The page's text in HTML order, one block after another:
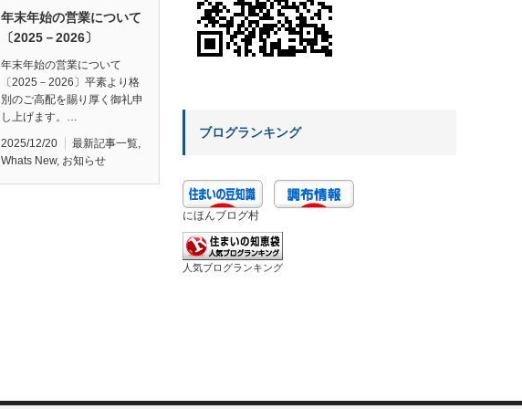
年末年始の営業について
〔2025－2026〕
年末年始の営業について
〔2025－2026〕平素より格
別のご高配を賜り厚く御礼申
し上げます。…
2025/12/20 最新記事一覧,
Whats New, お知らせ
ブログランキング
にほんブログ村
人気ブログランキング